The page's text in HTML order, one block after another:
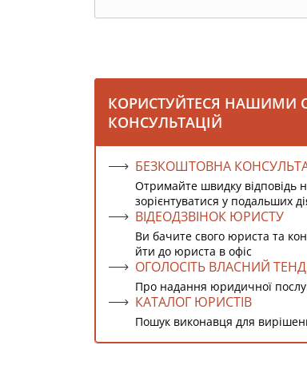
КОРИСТУЙТЕСЯ НАШИМИ
КОНСУЛЬТАЦІЙ
БЕЗКОШТОВНА
Отримайте швидку
зорієнтуватися у подальших
ВІДЕОДЗВІНОК ЮРИСТУ
Ви бачите свого юриста та
йти до юриста в офіс
ОГОЛОСІТЬ ВЛАСНИЙ
Про надання юридичної
КАТАЛОГ ЮРИСТІВ
Пошук виконавця для